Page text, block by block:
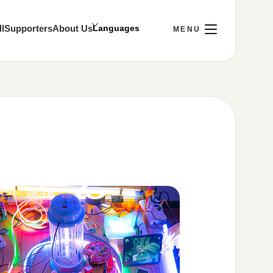
SupportersAbout Us
10:00～22:00
Policy
account